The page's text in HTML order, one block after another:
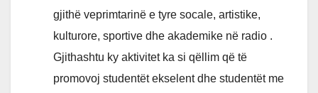
gjithë veprimtarinë e tyre socale, artistike,
kulturore, sportive dhe akademike në radio .
Gjithashtu ky aktivitet ka si qëllim që të
promovoj studentët ekselent dhe studentët me